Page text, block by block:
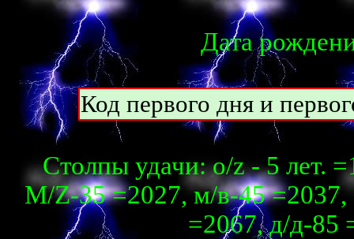
Дата
Код первого дня и
Столпы удачи: о/z - 5 лет.
М/Z-35 =2027, м/в-45
=2067, д/д-85